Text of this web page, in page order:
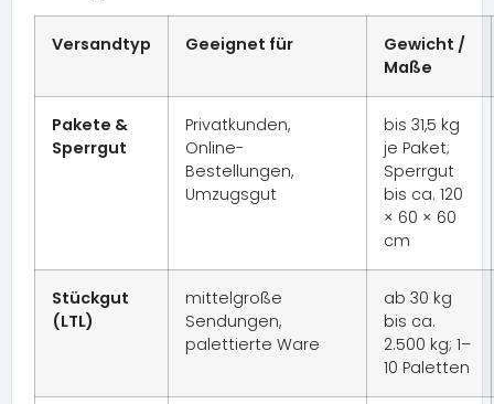
Versandtyp Geeignet für
Gewicht /
Maße
Pakete &
Sperrgut
Privatkunden,
Online-
Bestellungen,
Umzugsgut
bis 31,5 kg
je Paket;
Sperrgut
bis ca. 120
× 60 × 60
cm
Stückgut
(LTL)
mittelgroße
Sendungen,
palettierte Ware
ab 30 kg
bis ca.
2.500 kg; 1–
10 Paletten